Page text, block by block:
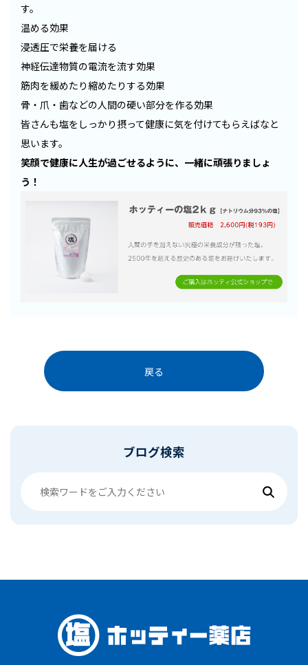
す。
温める効果
浸透圧で栄養を届ける
神経伝達物質の電流を流す効果
筋肉を緩めたり縮めたりする効果
骨・爪・歯などの人間の硬い部分を作る効果
皆さんも塩をしっかり摂って健康に気を付けてもらえばなと
思います。
笑顔で健康に人生が過ごせるように、一緒に頑張りましょ
う！
戻る
ブログ検索